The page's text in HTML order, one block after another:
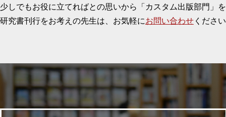
少しでもお役に立てればとの思いから「カスタム出版部門」
研究書刊行をお考えの先生は、お気軽にお問い合わせ くださ